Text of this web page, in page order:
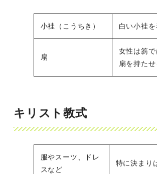
小袿（こうちき） 白い小袿を
扇
女性は笏で
扇を持たせ
キリスト教式
服やスーツ、ドレ
スなど
特に決まり